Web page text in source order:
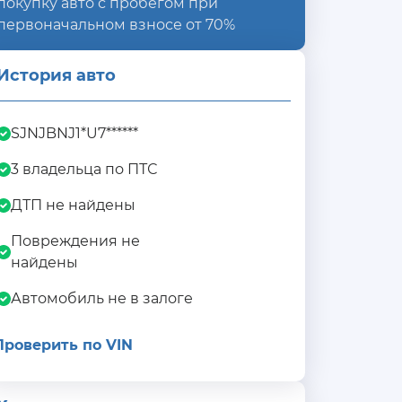
взносе от 70%
авто
SJNJBNJ1*U7******
3 владельца по ПТС
ДТП не найдены
Повреждения не
найдены
Автомобиль не в залоге
по VIN